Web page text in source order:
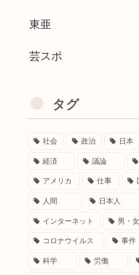
東亜
芸スポ
タグ
社会 政治 日本
経済 議論
アメリカ 仕事
人間 日本人
インターネット 男・女
コロナウイルス 事件
科学 労働